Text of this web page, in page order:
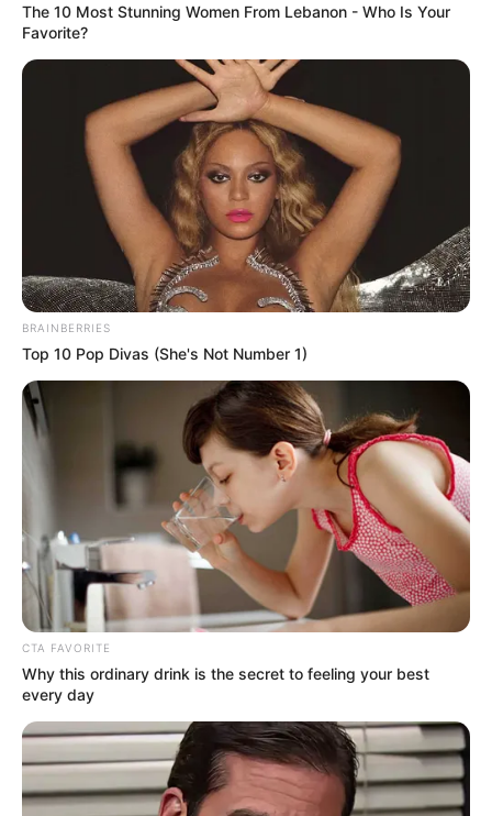
Plus belle la vie,
encore, plus belle :
Luna questionne Chloé
sur son amitié avec
Baptiste
Pendant ce temps, Chloé (Valentine Goujon)
s’entraîne au théâtre avec Luna (Anne Décis),
mais elle peine à réciter son texte. Luna
The 10 Most Stunning Women From Lebanon - Who Is Your
Favorite?
BRAINBERRIES
Top 10 Pop Divas (She's Not Number 1)
CTA FAVORITE
Why this ordinary drink is the secret to feeling your best
every day